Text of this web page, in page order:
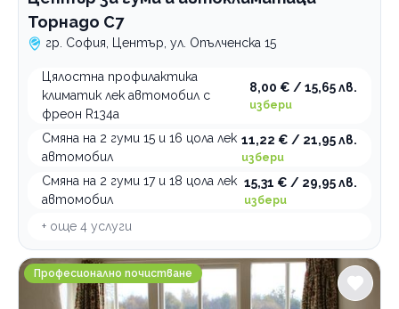
Торнадо С7
гр. София, Център, ул. Опълченска 15
Цялостна профилактика
климатик лек автомобил с
фреон R134a
8,00 € / 15,65 лв.
избери
Смяна на 2 гуми 15 и 16 цола лек
автомобил
11,22 € / 21,95 лв.
избери
Смяна на 2 гуми 17 и 18 цола лек
автомобил
15,31 € / 29,95 лв.
избери
+ още 4 услуги
Cleanbow компания за здравословно почистване
Професионално почистване